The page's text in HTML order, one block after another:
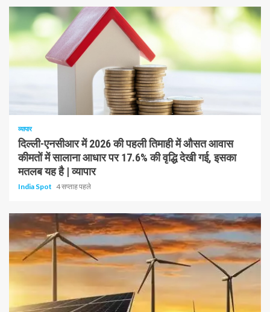
व्यापार
दिल्ली-एनसीआर में 2026 की पहली तिमाही में औसत आवास
कीमतों में सालाना आधार पर 17.6% की वृद्धि देखी गई, इसका
मतलब यह है | व्यापार
India Spot 4 सप्ताह पहले
1 न्यूनतम पढ़ा